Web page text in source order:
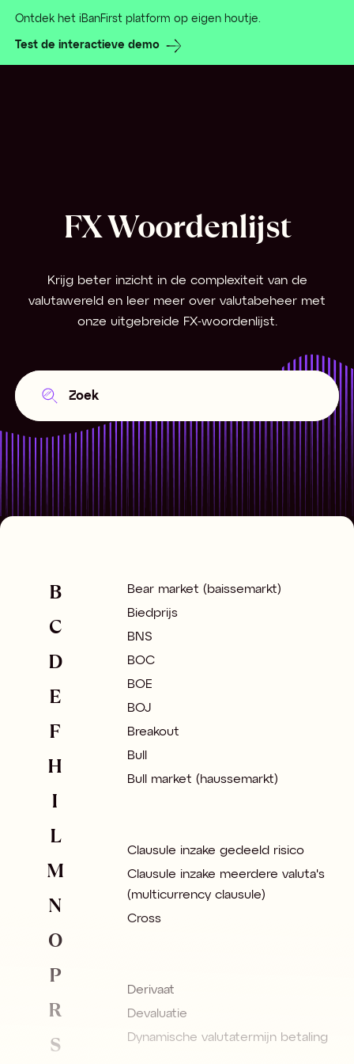
Ontdek het iBanFirst platform op eigen houtje.
Test de interactieve demo
FX Woordenlijst
Krijg beter inzicht in de complexiteit van de
valutawereld en leer meer over valutabeheer met
onze uitgebreide FX-woordenlijst.
B
C
D
E
F
H
I
L
M
N
O
P
R
S
Bear market (baissemarkt)
Biedprijs
BNS
BOC
BOE
BOJ
Breakout
Bull
Bull market (haussemarkt)
Clausule inzake gedeeld risico
Clausule inzake meerdere valuta's
(multicurrency clausule)
Cross
Derivaat
Devaluatie
Dynamische valutatermijn betaling